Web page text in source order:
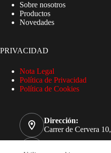
Sobre nosotros
Productos
Novedades
PRIVACIDAD
Nota Legal
Política de Privacidad
Política de Cookies
Dirección:
Carrer de Cervera